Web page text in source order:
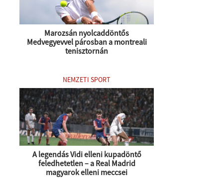
Marozsán nyolcaddöntős
Medvegyevvel párosban a montreali
tenisztornán
NEMZETI SPORT
A legendás Vidi elleni kupadöntő
feledhetetlen – a Real Madrid
magyarok elleni meccsei